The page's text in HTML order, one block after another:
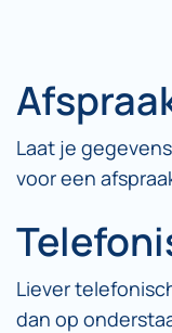
Laat je
voor een
Liever
dan op